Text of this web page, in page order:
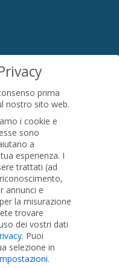
prima
nostro sito web.
i cookie e
sono
a
esperienza. I
trattati (ad
annunci e
la misurazione
trovare
dei vostri dati
. Puoi
selezione in
.